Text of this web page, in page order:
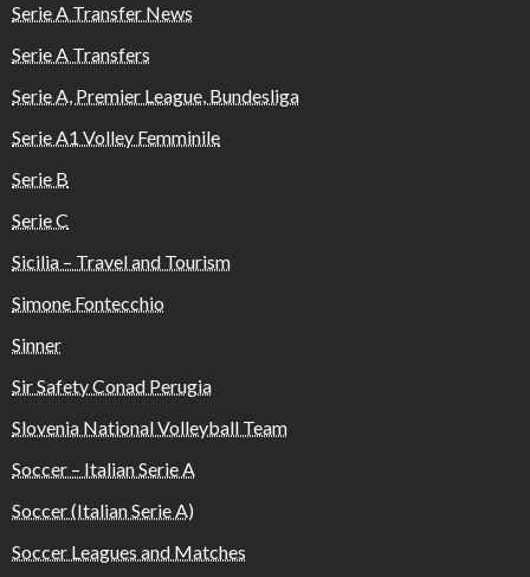
Serie A Transfer News
Serie A Transfers
Serie A, Premier League, Bundesliga
Serie A1 Volley Femminile
Serie B
Serie C
Sicilia – Travel and Tourism
Simone Fontecchio
Sinner
Sir Safety Conad Perugia
Slovenia National Volleyball Team
Soccer – Italian Serie A
Soccer (Italian Serie A)
Soccer Leagues and Matches